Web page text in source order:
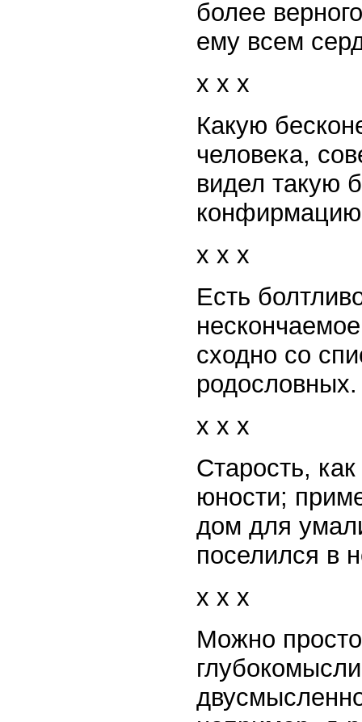
более
ему всем
x x x
Какую
человека,
видел такую
x x x
Есть
сходно со
родословных.
x x x
Старость,
юности;
дом для
поселился в
x x x
Можно